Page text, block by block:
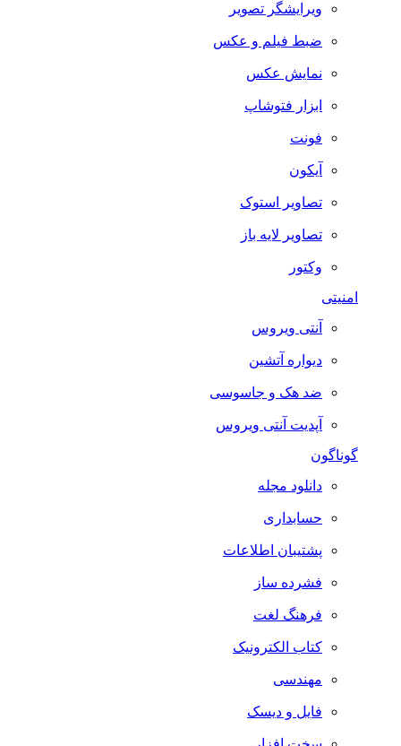
ویرایشگر تصویر
ضبط فيلم و عكس
نمایش عکس
ابزار فتوشاپ
فونت
آیکون
تصاویر استوک
تصاویر لایه باز
وکتور
امنیتی
آنتی ویروس
دیواره آتشین
ضد هک و جاسوسی
آپدیت آنتی ویروس
گوناگون
دانلود مجله
حسابداری
پشتیبان اطلاعات
فشرده ساز
فرهنگ لغت
کتاب الکترونیک
مهندسی
فایل و دیسک